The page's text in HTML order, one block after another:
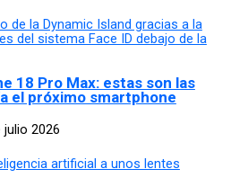
18 Pro Max: estas son las
el próximo smartphone
julio 2026